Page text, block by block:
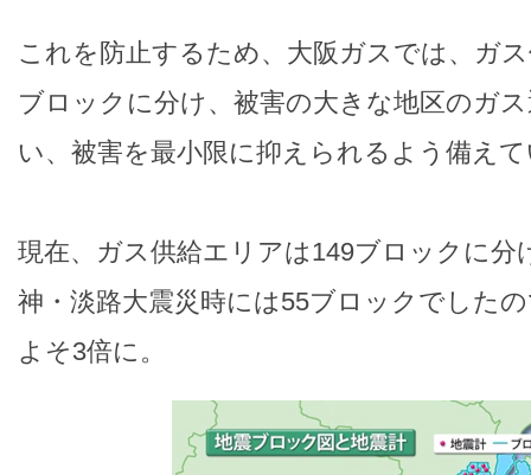
これを防止するため、大阪ガスでは、ガ
ブロックに分け、被害の大きな地区のガ
い、被害を最小限に抑えられるよう備え
現在、ガス供給エリアは149ブロックに分
神・淡路大震災時には55ブロックでした
よそ3倍に。